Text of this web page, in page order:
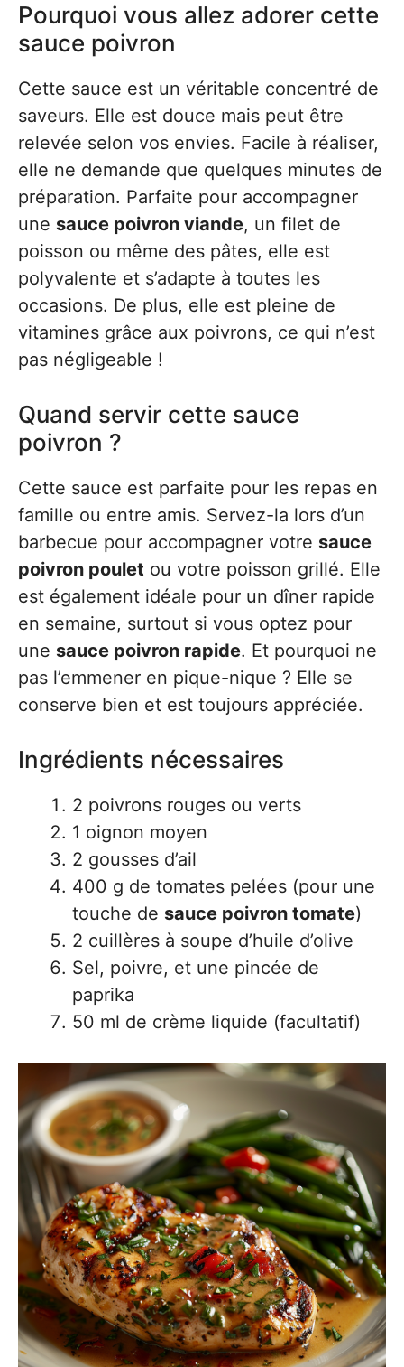
Pourquoi vous allez adorer cette
sauce poivron
Cette sauce est un véritable concentré de
saveurs. Elle est douce mais peut être
relevée selon vos envies. Facile à réaliser,
elle ne demande que quelques minutes de
préparation. Parfaite pour accompagner
une sauce poivron viande, un filet de
poisson ou même des pâtes, elle est
polyvalente et s’adapte à toutes les
occasions. De plus, elle est pleine de
vitamines grâce aux poivrons, ce qui n’est
pas négligeable !
Quand servir cette sauce
poivron ?
Cette sauce est parfaite pour les repas en
famille ou entre amis. Servez-la lors d’un
barbecue pour accompagner votre sauce
poivron poulet ou votre poisson grillé. Elle
est également idéale pour un dîner rapide
en semaine, surtout si vous optez pour
une sauce poivron rapide. Et pourquoi ne
pas l’emmener en pique-nique ? Elle se
conserve bien et est toujours appréciée.
Ingrédients nécessaires
2 poivrons rouges ou verts
1 oignon moyen
2 gousses d’ail
400 g de tomates pelées (pour une
touche de sauce poivron tomate)
2 cuillères à soupe d’huile d’olive
Sel, poivre, et une pincée de
paprika
50 ml de crème liquide (facultatif)